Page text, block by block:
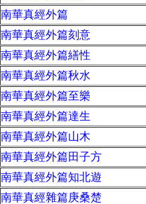
南華真經外篇
南華真經外篇刻意
南華真經外篇繕性
南華真經外篇秋水
南華真經外篇至樂
南華真經外篇達生
南華真經外篇山木
南華真經外篇田子方
南華真經外篇知北遊
南華真經雜篇庚桑楚